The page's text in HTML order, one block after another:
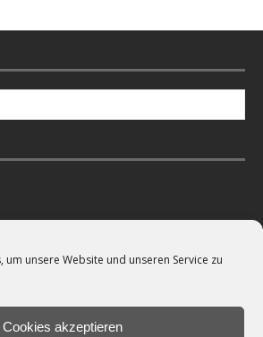
unsere Website und unseren Service zu
Cookies akzeptieren